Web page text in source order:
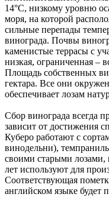
14°С, низкому уровню
моря, на которой
сильные перепады
винограда. Почвы
каменистые террасы с
низкая, ограниченная –
Площадь собственных
гектара. Все они
обеспечивает лозам
Сбор винограда всегда
зависит от достижения
Куберо работают с
винодельни),
своими старыми лозами,
лет используют для
Соответствующая
английском языке будет